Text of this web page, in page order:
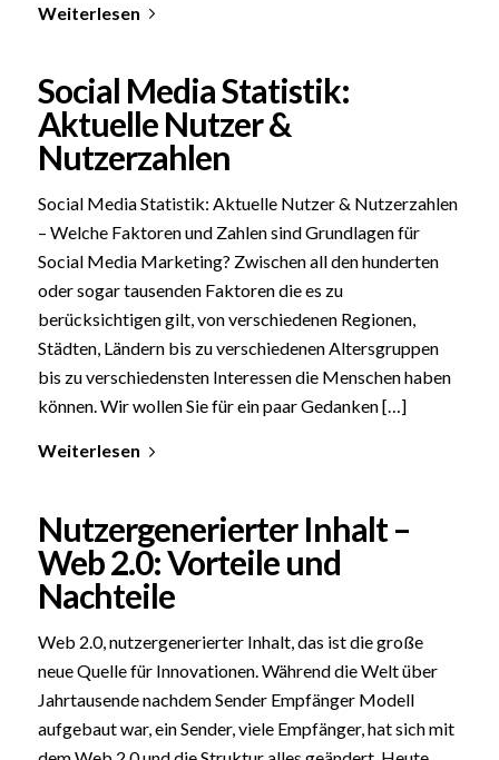
Weiterlesen
Social Media Statistik:
Aktuelle Nutzer &
Nutzerzahlen
Social Media Statistik: Aktuelle Nutzer & Nutzerzahlen
– Welche Faktoren und Zahlen sind Grundlagen für
Social Media Marketing? Zwischen all den hunderten
oder sogar tausenden Faktoren die es zu
berücksichtigen gilt, von verschiedenen Regionen,
Städten, Ländern bis zu verschiedenen Altersgruppen
bis zu verschiedensten Interessen die Menschen haben
können. Wir wollen Sie für ein paar Gedanken […]
Weiterlesen
Nutzergenerierter Inhalt –
Web 2.0: Vorteile und
Nachteile
Web 2.0, nutzergenerierter Inhalt, das ist die große
neue Quelle für Innovationen. Während die Welt über
Jahrtausende nachdem Sender Empfänger Modell
aufgebaut war, ein Sender, viele Empfänger, hat sich mit